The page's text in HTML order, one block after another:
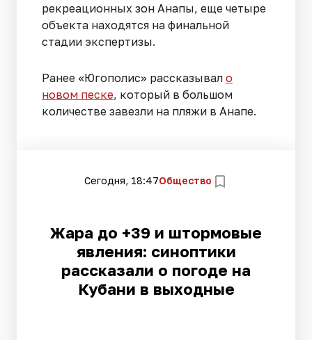
рекреационных зон Анапы, еще четыре
объекта находятся на финальной
стадии экспертизы.
Ранее «Югополис» рассказывал о
новом песке, который в большом
количестве завезли на пляжи в Анапе.
Сегодня, 18:47Общество
Жара до +39 и штормовые
явления: синоптики
рассказали о погоде на
Кубани в выходные